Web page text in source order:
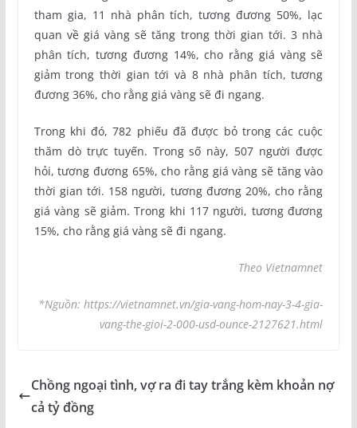
tham gia, 11 nhà phân tích, tương đương 50%, lạc
quan về giá vàng sẽ tăng trong thời gian tới. 3 nhà
phân tích, tương đương 14%, cho rằng giá vàng sẽ
giảm trong thời gian tới và 8 nhà phân tích, tương
đương 36%, cho rằng giá vàng sẽ đi ngang.
Trong khi đó, 782 phiếu đã được bỏ trong các cuộc
thăm dò trực tuyến. Trong số này, 507 người được
hỏi, tương đương 65%, cho rằng giá vàng sẽ tăng vào
thời gian tới. 158 người, tương đương 20%, cho rằng
giá vàng sẽ giảm. Trong khi 117 người, tương đương
15%, cho rằng giá vàng sẽ đi ngang.
Theo Vietnamnet
*Nguồn: https://vietnamnet.vn/gia-vang-hom-nay-3-4-gia-
vang-the-gioi-2-000-usd-ounce-2127621.html
Chồng ngoại tình, vợ ra đi tay trắng kèm khoản nợ
cả tỷ đồng